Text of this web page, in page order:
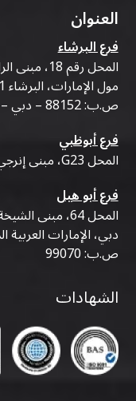
العنوان
فرع البرشاء
المحل
مول الإمارات، البرشاء 1، دبي
ص.ب: 88152 – دبي – الإمارات العربية المتحدة
فرع أبوظبي
المحل G23، مبنى إنرجي - مصفح - M20 - أبوظبي
فرع أبو هيل
المحل 64،
دبي، الإمارات العربية
ص.ب: 99070
الشهادات